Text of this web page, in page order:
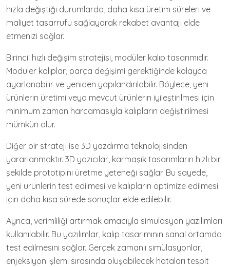
hızla değiştiği durumlarda, daha kısa üretim süreleri ve
maliyet tasarrufu sağlayarak rekabet avantajı elde
etmenizi sağlar.
Birincil hızlı değişim stratejisi, modüler kalıp tasarımıdır.
Modüler kalıplar, parça değişimi gerektiğinde kolayca
ayarlanabilir ve yeniden yapılandırılabilir. Böylece, yeni
ürünlerin üretimi veya mevcut ürünlerin iyileştirilmesi için
minimum zaman harcamasıyla kalıpların değiştirilmesi
mümkün olur.
Diğer bir strateji ise 3D yazdırma teknolojisinden
yararlanmaktır. 3D yazıcılar, karmaşık tasarımların hızlı bir
şekilde prototipini üretme yeteneği sağlar. Bu sayede,
yeni ürünlerin test edilmesi ve kalıpların optimize edilmesi
için daha kısa sürede sonuçlar elde edilebilir.
Ayrıca, verimliliği artırmak amacıyla simülasyon yazılımları
kullanılabilir. Bu yazılımlar, kalıp tasarımının sanal ortamda
test edilmesini sağlar. Gerçek zamanlı simülasyonlar,
enjeksiyon işlemi sırasında oluşabilecek hataları tespit